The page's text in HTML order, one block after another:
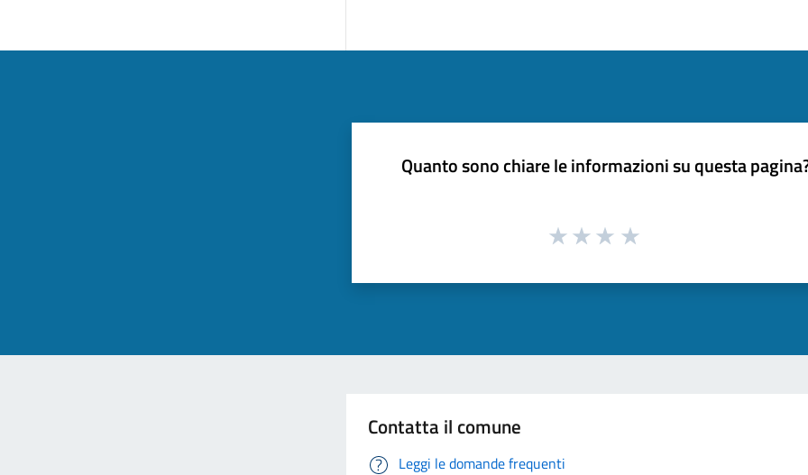
Quanto sono chiare le informazioni su questa
Contatta il comune
Leggi le domande frequenti